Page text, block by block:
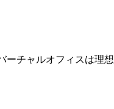
ーチャルオフィスは理想